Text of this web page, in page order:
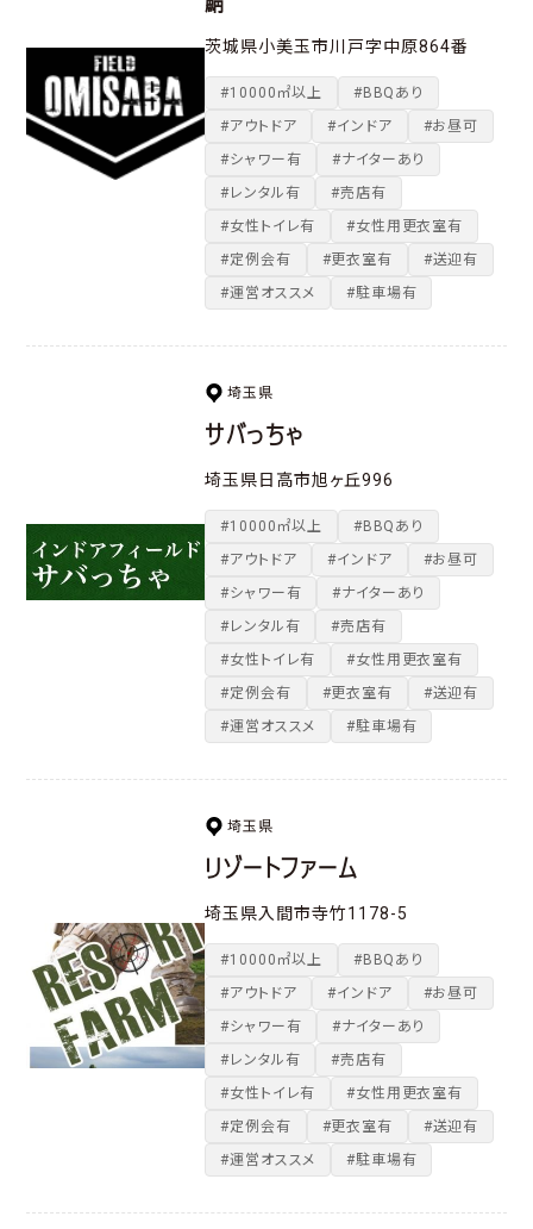
茨城県小美玉市川戸字中原864番
#10000㎡以上
#BBQあり
#アウトドア
#インドア
#お昼可
#シャワー有
#ナイターあり
#レンタル有
#売店有
#女性トイレ有
#女性用更衣室有
#定例会有
#更衣室有
#送迎有
#運営オススメ
#駐車場有
埼玉県
サバっちゃ
埼玉県日高市旭ヶ丘996
#10000㎡以上
#BBQあり
#アウトドア
#インドア
#お昼可
#シャワー有
#ナイターあり
#レンタル有
#売店有
#女性トイレ有
#女性用更衣室有
#定例会有
#更衣室有
#送迎有
#運営オススメ
#駐車場有
埼玉県
リゾートファーム
埼玉県入間市寺竹1178-5
#10000㎡以上
#BBQあり
#アウトドア
#インドア
#お昼可
#シャワー有
#ナイターあり
#レンタル有
#売店有
#女性トイレ有
#女性用更衣室有
#定例会有
#更衣室有
#送迎有
#運営オススメ
#駐車場有